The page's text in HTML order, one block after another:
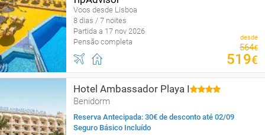
Voos desde Lisboa
8 dias / 7 noites
Partida a 17 nov 2026
Pensão completa
desde
564€
519€
Hotel Ambassador Playa I
Benidorm
Reserva Antecipada: 30€ de desconto até 02/09
Seguro Básico Incluído